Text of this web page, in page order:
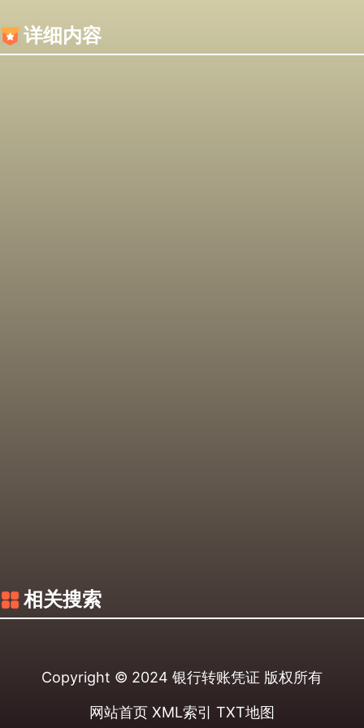
详细内容
相关搜索
Copyright © 2024 银行转账凭证 版权所有
网站首页 XML索引 TXT地图